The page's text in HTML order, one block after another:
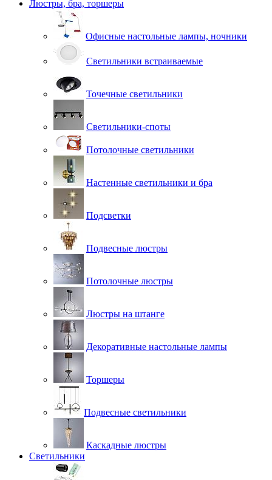
Люстры, бра, торшеры
Офисные настольные лампы, ночники
Светильники встраиваемые
Точечные светильники
Светильники-споты
Потолочные светильники
Настенные светильники и бра
Подсветки
Подвесные люстры
Потолочные люстры
Люстры на штанге
Декоративные настольные лампы
Торшеры
Подвесные светильники
Каскадные люстры
Светильники